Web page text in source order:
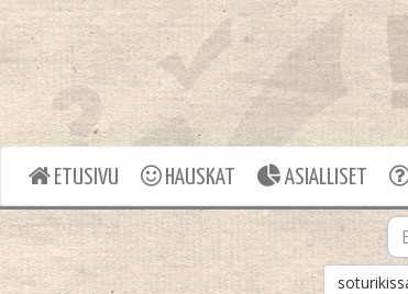
ETUSIVU HAUSKAT ASIALLISET